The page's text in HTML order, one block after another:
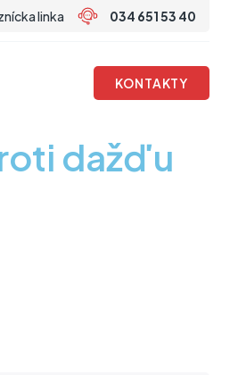
linka 034 651 53 40
KONTAKTY
dažďu